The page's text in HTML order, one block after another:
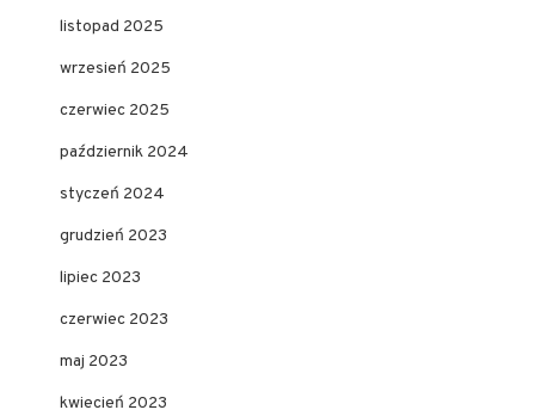
listopad 2025
wrzesień 2025
czerwiec 2025
październik 2024
styczeń 2024
grudzień 2023
lipiec 2023
czerwiec 2023
maj 2023
kwiecień 2023